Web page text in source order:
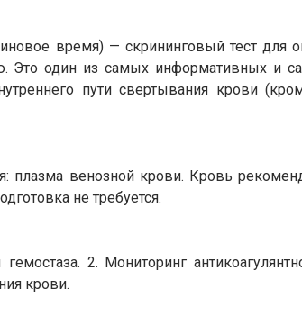
время) — скрининговый тест для
Это один из самых информативных и
пути свертывания крови
плазма венозной крови. Кровь
не требуется.
2. Мониторинг
крови.